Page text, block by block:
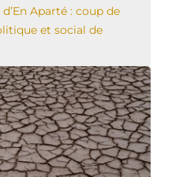
Aparté : coup de
et social de